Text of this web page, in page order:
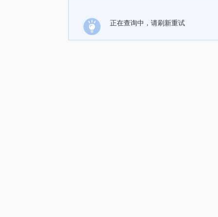
正在查询中，请刷新重试